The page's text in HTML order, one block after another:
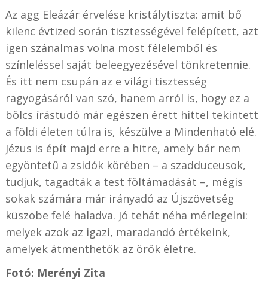
Az agg Eleázár érvelése kristálytiszta: amit bő
kilenc évtized során tisztességével felépített, azt
igen szánalmas volna most félelemből és
színleléssel saját beleegyezésével tönkretennie.
És itt nem csupán az e világi tisztesség
ragyogásáról van szó, hanem arról is, hogy ez a
bölcs írástudó már egészen érett hittel tekintett
a földi életen túlra is, készülve a Mindenható elé.
Jézus is épít majd erre a hitre, amely bár nem
egyöntetű a zsidók körében – a szadduceusok,
tudjuk, tagadták a test föltámadását –, mégis
sokak számára már irányadó az Újszövetség
küszöbe felé haladva. Jó tehát néha mérlegelni:
melyek azok az igazi, maradandó értékeink,
amelyek átmenthetők az örök életre.
Fotó: Merényi Zita